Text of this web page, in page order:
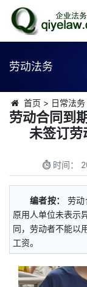
劳动法务
首页 > 日常法务
劳动合同到
未签订
时间：
编者按：
劳动
原用人单位未表示
同，劳动者不能以
工资。